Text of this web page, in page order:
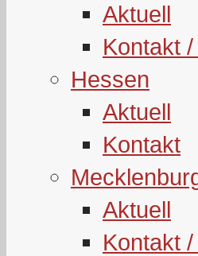
Aktuell
Kontakt
Hessen
Aktuell
Kontakt
Aktuell
Kontakt